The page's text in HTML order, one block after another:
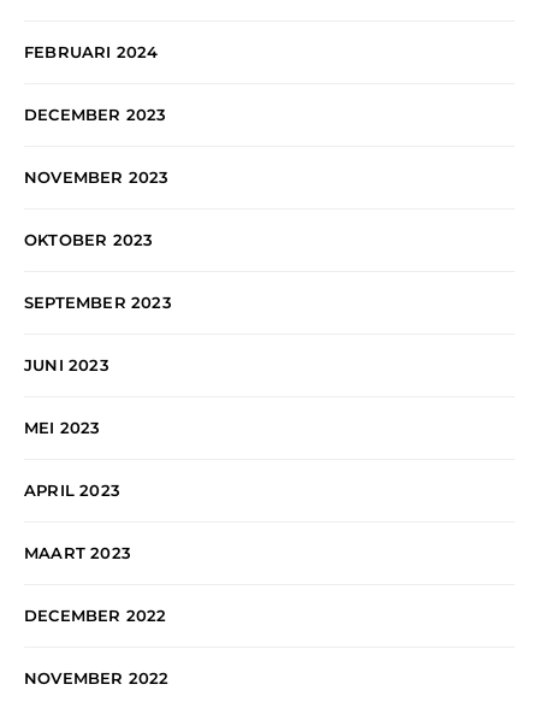
FEBRUARI 2024
DECEMBER 2023
NOVEMBER 2023
OKTOBER 2023
SEPTEMBER 2023
JUNI 2023
MEI 2023
APRIL 2023
MAART 2023
DECEMBER 2022
NOVEMBER 2022